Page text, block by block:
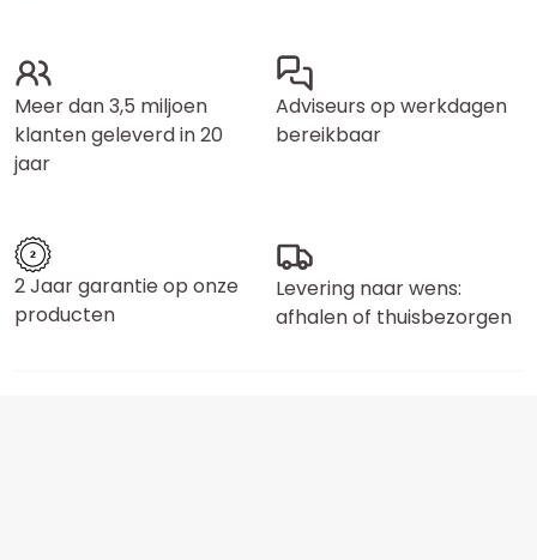
Meer dan 3,5 miljoen
klanten geleverd in 20
jaar
Adviseurs op werkdagen
bereikbaar
2 Jaar garantie op onze
producten
Levering naar wens:
afhalen of thuisbezorgen